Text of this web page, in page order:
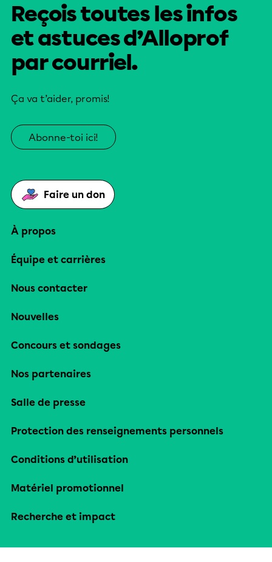
Reçois toutes les infos
et astuces d’Alloprof
par courriel.
Ça va t’aider, promis!
Abonne-toi ici!
Faire un don
À propos
Équipe et carrières
Nous contacter
Nouvelles
Concours et sondages
Nos partenaires
Salle de presse
Protection des renseignements personnels
Conditions d’utilisation
Matériel promotionnel
Recherche et impact